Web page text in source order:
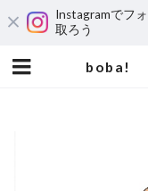
Instagramでフ
取ろう